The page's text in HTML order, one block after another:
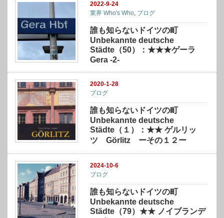
2022-9-24
業界 Who's Who, ブログ
誰も知らないドイツの町
Unbekannte deutsche
Städte（50）：★★★ゲーラ
Gera -2-
2020-1-28
ブログ
誰も知らないドイツの町
Unbekannte deutsche
Städte（１）：★★ ゲルリッ
ツ Görlitz ーその１２ー
2024-10-6
ブログ
誰も知らないドイツの町
Unbekannte deutsche
Städte（79）★★ ノイブランデ